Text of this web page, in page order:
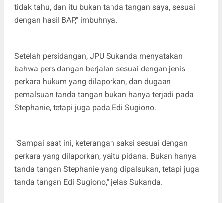
tidak tahu, dan itu bukan tanda tangan saya, sesuai
dengan hasil BAP," imbuhnya.
Setelah persidangan, JPU Sukanda menyatakan
bahwa persidangan berjalan sesuai dengan jenis
perkara hukum yang dilaporkan, dan dugaan
pemalsuan tanda tangan bukan hanya terjadi pada
Stephanie, tetapi juga pada Edi Sugiono.
"Sampai saat ini, keterangan saksi sesuai dengan
perkara yang dilaporkan, yaitu pidana. Bukan hanya
tanda tangan Stephanie yang dipalsukan, tetapi juga
tanda tangan Edi Sugiono," jelas Sukanda.